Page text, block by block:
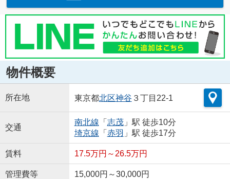
物件概要
所在地 東京都北区神谷 ３丁目22-1
交通
南北線 「 志茂」駅 徒歩10分
埼京線 「 赤羽 」駅 徒歩17分
賃料 17.5万円～26.5万円
管理費等 15,000円～30,000円